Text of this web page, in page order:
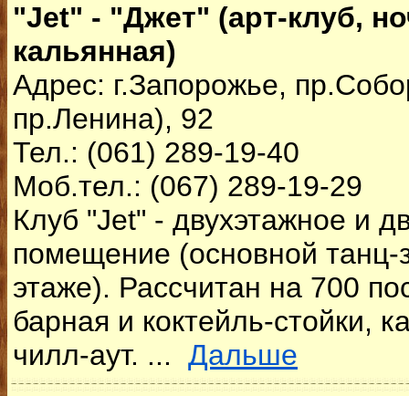
"Jet" - "Джет" (арт-клуб,
кальянная)
Адрес: г.Запорожье,
пр.Ленина), 92
Тел.: (061) 289-19-40
Моб.тел.: (067) 289-19-29
Клуб "Jet" - двухэтажное и
помещение (основной
этаже). Рассчитан на 700
барная и коктейль-стойки,
чилл-аут. ... Дальше